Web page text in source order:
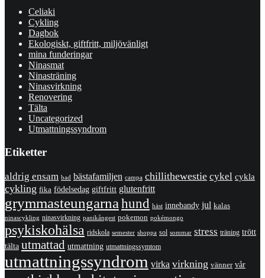
Celiaki
Cykling
Dagbok
Ekologiskt, giftfritt, miljövänligt
mina funderingar
Ninasmat
Ninasträning
Ninasvirkning
Renovering
Tälta
Uncategorized
Utmattningssyndrom
Etiketter
aldrig ensam bad bästafamiljen campa chillithewestie cykel cykla
cykling fika födelsedag giftfritt glutenfritt
grymmasteungarna hund häst innebandy jul kalas
ninascykling ninasvirkning panikångest pokemon pokémongo
psykiskohälsa ridskola semester shoppa sol sommar stress träning trött
tälta utmattad utmattning utmattningssymtom
utmattningssyndrom virka virkning vänner vår